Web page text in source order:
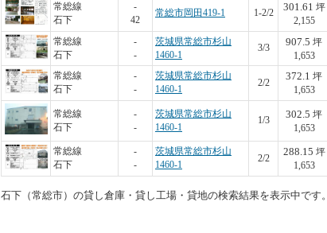
常総線
石下
-
42
常総市岡田419-1 1-2/2
301.61 坪
2,155
常総線
石下
-
-
茨城県常総市杉山
1460-1
3/3
907.5 坪
1,653
常総線
石下
-
-
茨城県常総市杉山
1460-1
2/2
372.1 坪
1,653
常総線
石下
-
-
茨城県常総市杉山
1460-1
1/3
302.5 坪
1,653
常総線
石下
-
-
茨城県常総市杉山
1460-1
2/2
288.15 坪
1,653
石下（常総市）の貸し倉庫・貸し工場・貸地の検索結果を表示中です。